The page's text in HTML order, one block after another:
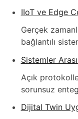
IIoT ve Edge
Gerçek
bağlantılı
Sistemler
Açık
sorunsuz
Dijital Twin